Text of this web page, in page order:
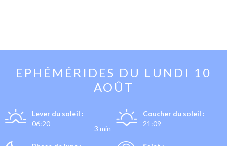
EPHÉMÉRIDES DU LUNDI 10
AOÛT
Lever du soleil :
06:20
-3 min
Coucher du soleil :
21:09